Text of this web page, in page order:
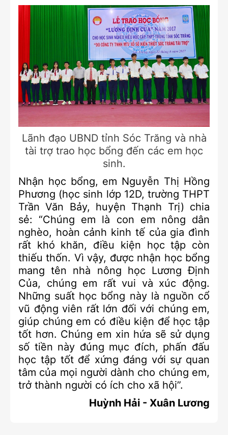
Lãnh đạo UBND tỉnh Sóc Trăng và nhà
tài trợ trao học bổng đến các em học
sinh.
Nhận học bổng, em Nguyễn Thị Hồng
Phương (học sinh lớp 12D, trường THPT
Trần Văn Bảy, huyện Thạnh Trị) chia
sẻ: “Chúng em là con em nông dân
nghèo, hoàn cảnh kinh tế của gia đình
rất khó khăn, điều kiện học tập còn
thiếu thốn. Vì vậy, được nhận học bổng
mang tên nhà nông học Lương Định
Của, chúng em rất vui và xúc động.
Những suất học bổng này là nguồn cổ
vũ động viên rất lớn đối với chúng em,
giúp chúng em có điều kiện để học tập
tốt hơn. Chúng em xin hứa sẽ sử dụng
số tiền này đúng mục đích, phấn đấu
học tập tốt để xứng đáng với sự quan
tâm của mọi người dành cho chúng em,
trở thành người có ích cho xã hội”.
Huỳnh Hải - Xuân Lương